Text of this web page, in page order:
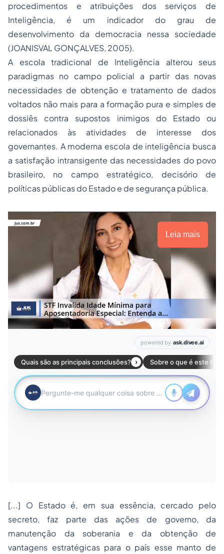
procedimentos e atribuições dos serviços de
Inteligência, é um indicador do grau de
desenvolvimento da democracia nessa sociedade
(JOANISVAL GONÇALVES, 2005).
A escola tradicional de Inteligência alterou seus
paradigmas no campo policial a partir das novas
necessidades de obtenção e tratamento de dados
voltados não mais para a formação pura e simples de
dossiês contra supostos inimigos do Estado ou
relacionados às atividades de interesse dos
governantes. A moderna escola de inteligência busca
a satisfação intransigente das necessidades do povo
brasileiro, no campo estratégico, decisório de
políticas públicas do Estado e de segurança pública.
Leia mais
[...] O Estado é, em sua essência, cercado pelo
secreto, faz parte das ações de governo, da
manutenção da soberania e da obtenção de
vantagens estratégicas para o país esse manto de